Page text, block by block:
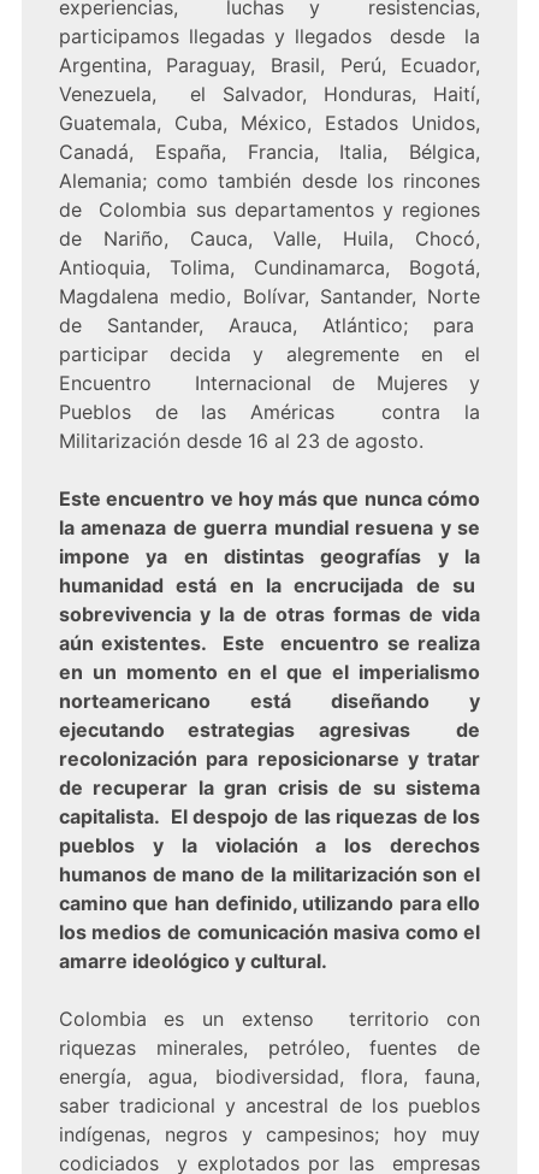
experiencias, luchas y resistencias,
participamos llegadas y llegados desde la
Argentina, Paraguay, Brasil, Perú, Ecuador,
Venezuela, el Salvador, Honduras, Haití,
Guatemala, Cuba, México, Estados Unidos,
Canadá, España, Francia, Italia, Bélgica,
Alemania; como también desde los rincones
de Colombia sus departamentos y regiones
de Nariño, Cauca, Valle, Huila, Chocó,
Antioquia, Tolima, Cundinamarca, Bogotá,
Magdalena medio, Bolívar, Santander, Norte
de Santander, Arauca, Atlántico; para
participar decida y alegremente en el
Encuentro Internacional de Mujeres y
Pueblos de las Américas contra la
Militarización desde 16 al 23 de agosto.
Este encuentro ve hoy más que nunca cómo
la amenaza de guerra mundial resuena y se
impone ya en distintas geografías y la
humanidad está en la encrucijada de su
sobrevivencia y la de otras formas de vida
aún existentes. Este encuentro se realiza
en un momento en el que el imperialismo
norteamericano está diseñando y
ejecutando estrategias agresivas de
recolonización para reposicionarse y tratar
de recuperar la gran crisis de su sistema
capitalista. El despojo de las riquezas de los
pueblos y la violación a los derechos
humanos de mano de la militarización son el
camino que han definido, utilizando para ello
los medios de comunicación masiva como el
amarre ideológico y cultural.
Colombia es un extenso territorio con
riquezas minerales, petróleo, fuentes de
energía, agua, biodiversidad, flora, fauna,
saber tradicional y ancestral de los pueblos
indígenas, negros y campesinos; hoy muy
codiciados y explotados por las empresas